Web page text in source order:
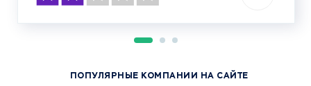
ПОПУЛЯРНЫЕ КОМПАНИИ НА САЙТЕ